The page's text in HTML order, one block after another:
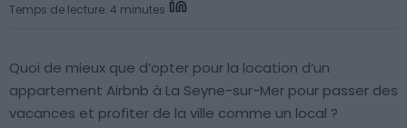
Temps de lecture: 4 minutes
Quoi de mieux que d’opter pour la location d’un
appartement Airbnb à La Seyne-sur-Mer pour passer des
vacances et profiter de la ville comme un local ?